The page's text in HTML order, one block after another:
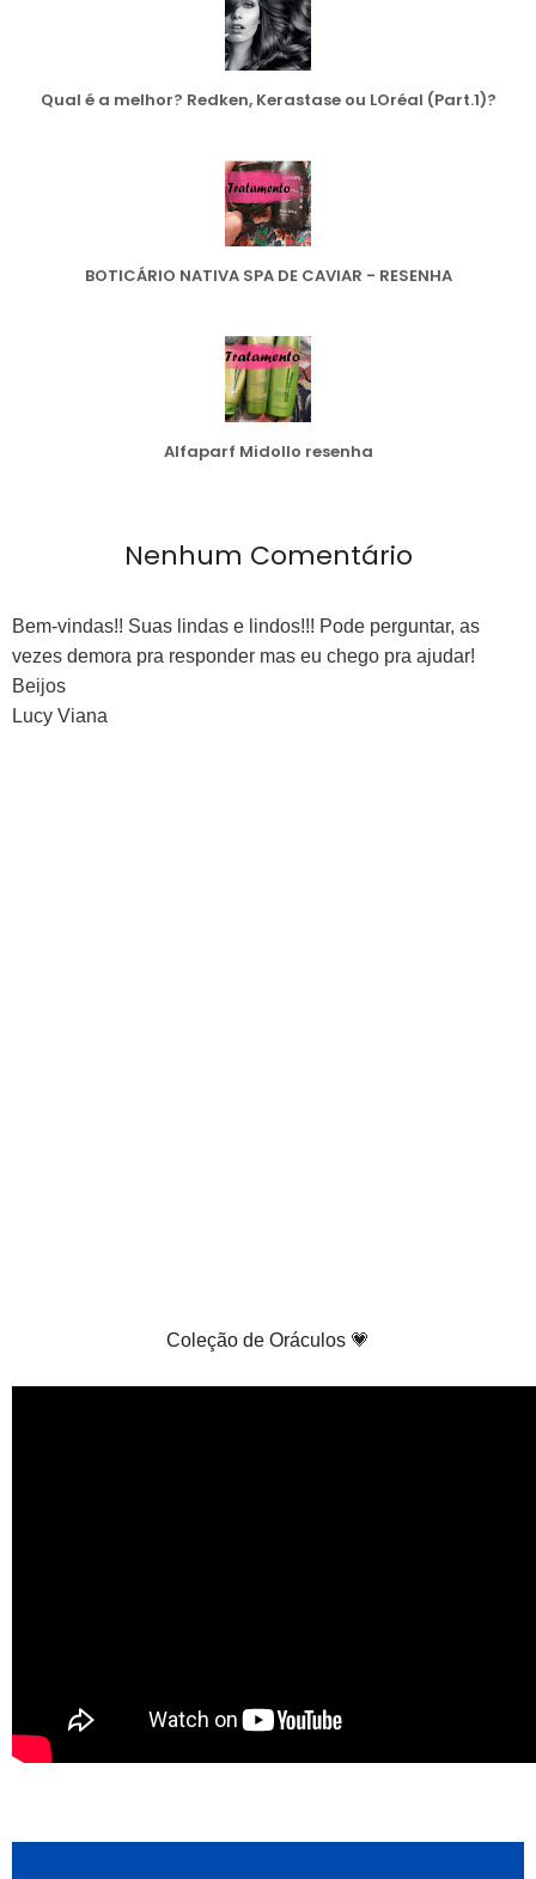
Qual é a melhor? Redken, Kerastase ou LOréal (Part.1)?
BOTICÁRIO NATIVA SPA DE CAVIAR - RESENHA
Alfaparf Midollo resenha
Nenhum Comentário
Bem-vindas!! Suas lindas e lindos!!! Pode perguntar, as
vezes demora pra responder mas eu chego pra ajudar!
Beijos
Lucy Viana
Coleção de Oráculos 💗